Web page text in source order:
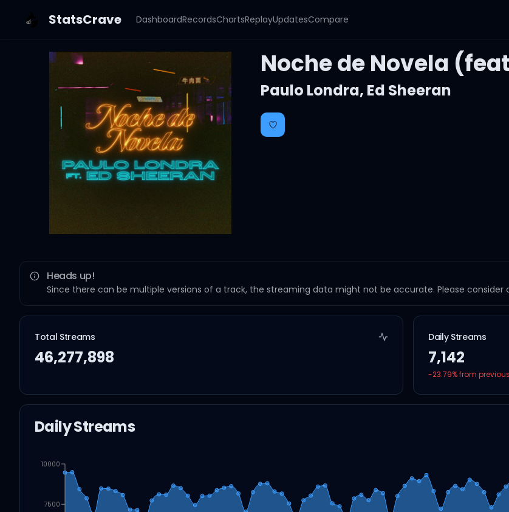
StatsCrave DashboardRecordsChartsReplayUpdatesCompare
Noche de Novela
Paulo Londra, Ed Sheeran
Heads up!
Since there can be multiple versions of a track, the streaming data might not be accurate. Please consider
Total Streams
46,277,898
Daily Streams
7,142
-23.79% from
Daily Streams
7500
10000